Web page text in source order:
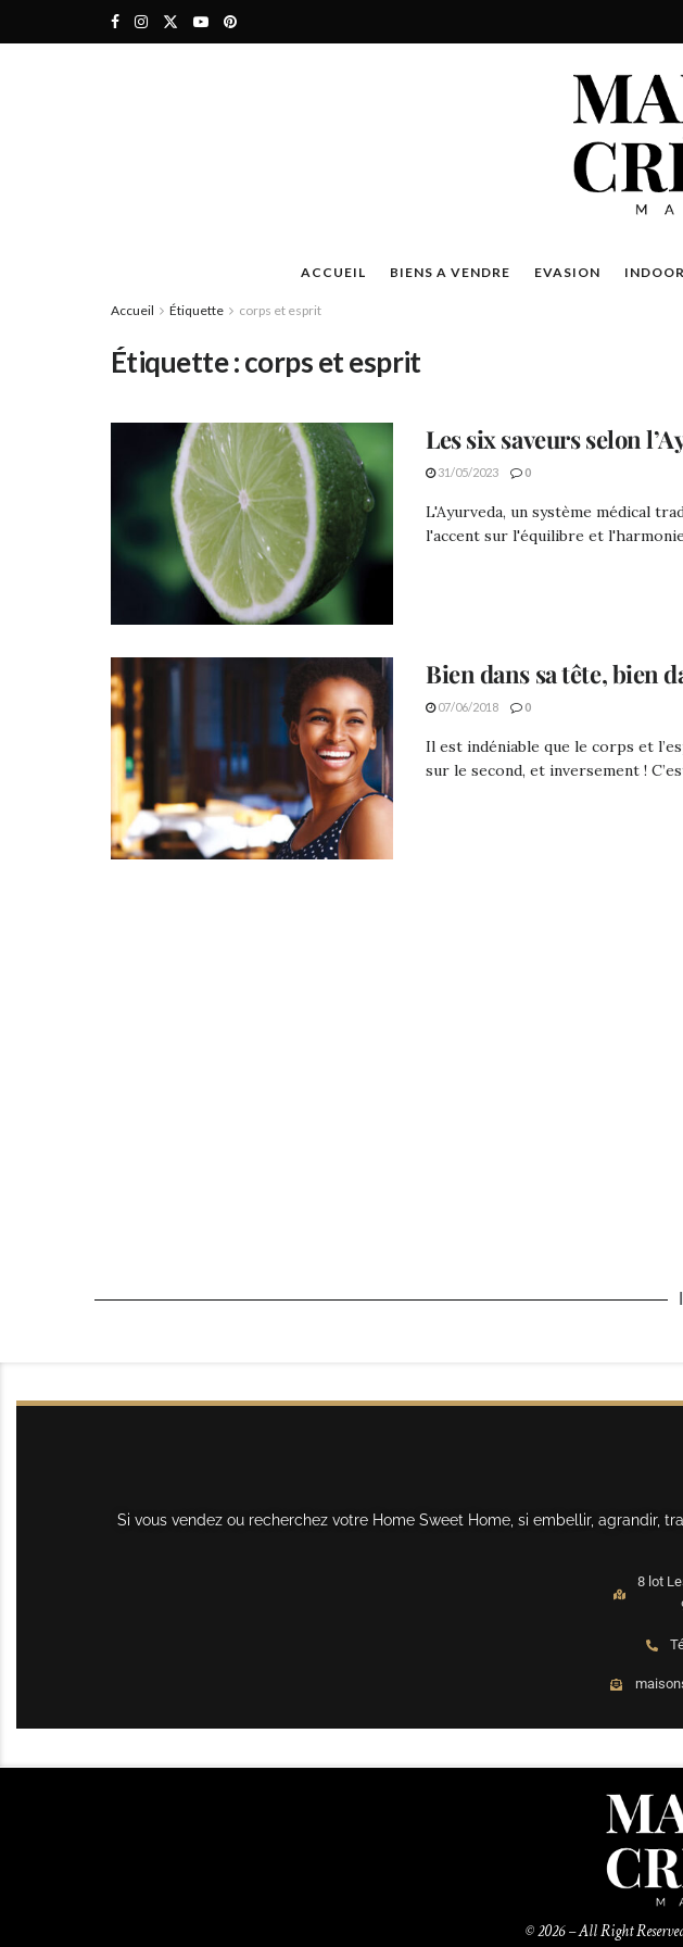
ACCUEIL BIENS A VENDRE EVASION INDOOR
Accueil Étiquette corps et esprit
Étiquette :corps et esprit
Les six saveurs selon
31/05/2023 0
L'Ayurveda, un système médical
l'accent sur l'équilibre et
Bien dans sa tête, bien
07/06/2018 0
Il est indéniable que le corps et
sur le second, et inversement !
Si vous vendez ou recherchez votre Home Sweet Home, si embellir, agrandir,
8 lot
© 2026 – All Right